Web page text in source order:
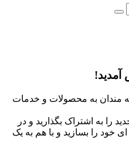
آمدید!
مندان به محصولات و خدمات
را به اشتراک بگذارید و در
خود را بسازید و با هم به یک